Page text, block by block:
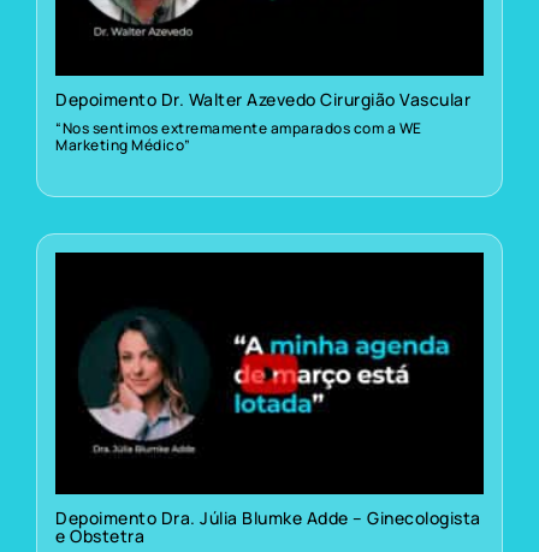
Depoimento Dr. Walter Azevedo Cirurgião Vascular
“Nos sentimos extremamente amparados com a WE
Marketing Médico”
Depoimento Dra. Júlia Blumke Adde – Ginecologista
e Obstetra